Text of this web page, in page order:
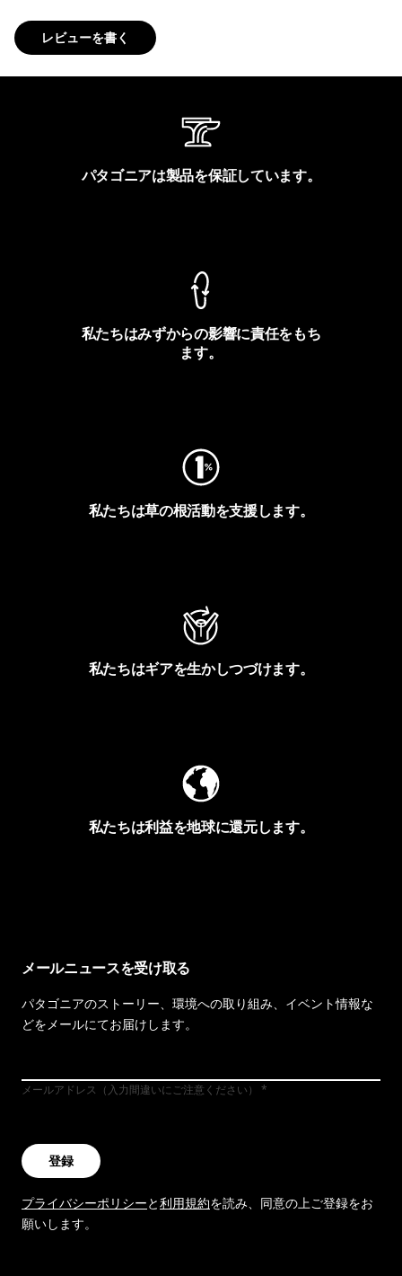
レビューを書く
パタゴニアは製品を保証しています。
私たちはみずからの影響に責任をもち
ます。
私たちは草の根活動を支援します。
私たちはギアを生かしつづけます。
私たちは利益を地球に還元します。
メールニュースを受け取る
パタゴニアのストーリー、環境への取り組み、イベント情報な
どをメールにてお届けします。
メールアドレス（入力間違いにご注意ください）
登録
プライバシーポリシーと利用規約を読み、同意の上ご登録をお
願いします。